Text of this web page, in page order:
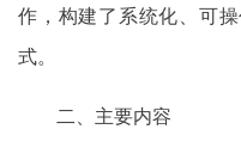
作，构建了系统化、可
式。
二、主要内容